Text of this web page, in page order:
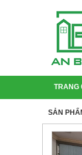
TRANG
SẢN